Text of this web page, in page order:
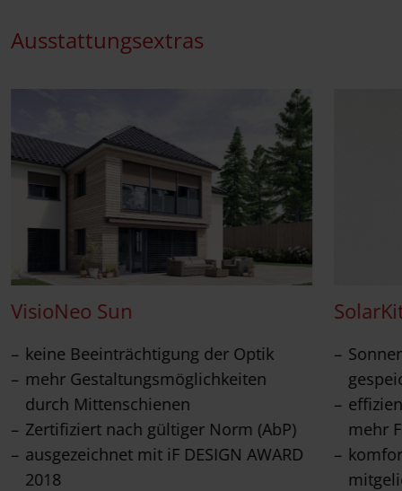
Ausstattungsextras
VisioNeo Sun
keine Beeinträchtigung der Optik
mehr Gestaltungsmöglichkeiten
durch Mittenschienen
Zertifiziert nach gültiger Norm (AbP)
ausgezeichnet mit iF DESIGN AWARD
2018
mehr